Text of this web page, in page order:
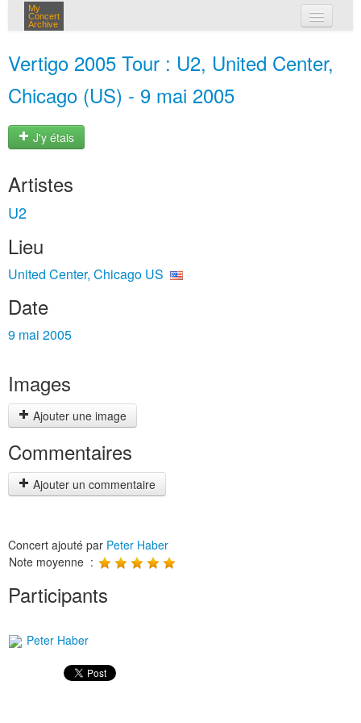
My
Concert
Archive
Vertigo 2005 Tour : U2, United Center,
Chicago (US) - 9 mai 2005
J'y étais
Artistes
U2
Lieu
United Center, Chicago US
Date
9 mai 2005
Images
Ajouter une image
Commentaires
Ajouter un commentaire
Concert ajouté par Peter Haber
Note moyenne :
Participants
Peter Haber